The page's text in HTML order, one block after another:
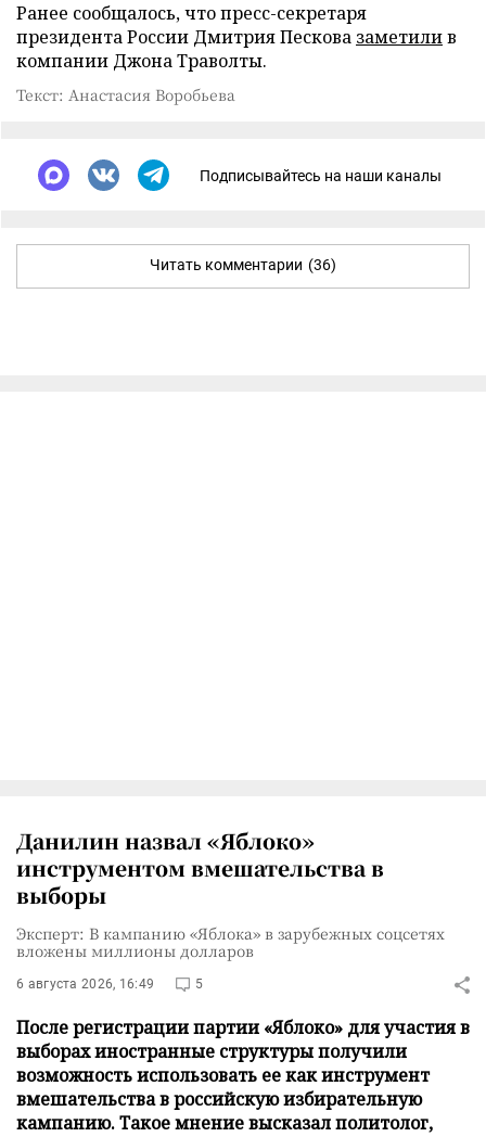
Ранее сообщалось, что пресс-секретаря
президента России Дмитрия Пескова заметилив
компании Джона Траволты.
Текст: Анастасия Воробьева
Подписывайтесь на наши каналы
Читать комментарии (36)
Данилин назвал «Яблоко»
инструментом вмешательства в
выборы
Эксперт: В кампанию «Яблока» в зарубежных соцсетях
вложены миллионы долларов
6 августа 2026, 16:49 5
После регистрации партии «Яблоко» для участия в
выборах иностранные структуры получили
возможность использовать ее как инструмент
вмешательства в российскую избирательную
кампанию. Такое мнение высказал политолог,